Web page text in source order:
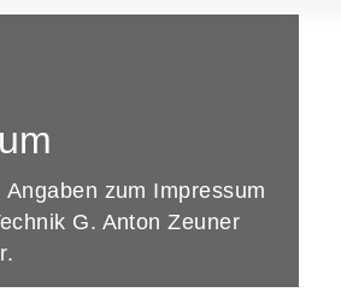
zum Impressum
G. Anton Zeuner